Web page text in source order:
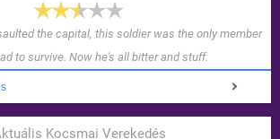
the capital, this soldier was the only member
to survive. Now he's all bitter and stuff.
Kocsmai Verekedés